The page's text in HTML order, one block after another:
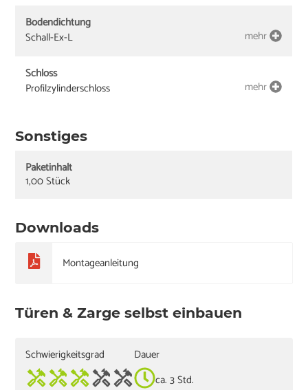
Bodendichtung
Schall-Ex-L
mehr
Schloss
Profilzylinderschloss
mehr
Sonstiges
Paketinhalt
1,00 Stück
Downloads
Montageanleitung
Türen & Zarge selbst einbauen
Schwierigkeitsgrad
Dauer
ca. 3 Std.